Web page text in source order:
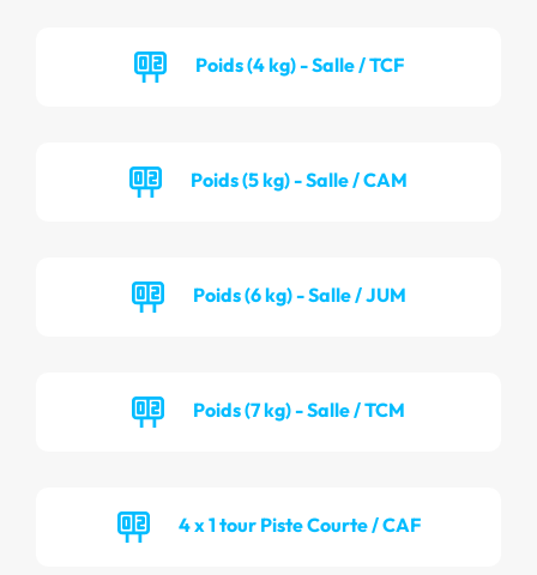
Poids (4 kg) - Salle / TCF
Poids (5 kg) - Salle / CAM
Poids (6 kg) - Salle / JUM
Poids (7 kg) - Salle / TCM
4 x 1 tour Piste Courte / CAF